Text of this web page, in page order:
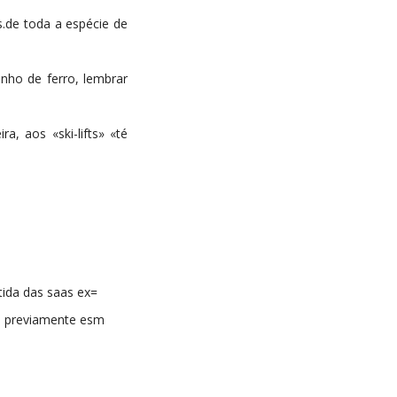
toda a espécie de
de ferro, lembrar
aos «ski-lifts» «té
das saas ex=
esm